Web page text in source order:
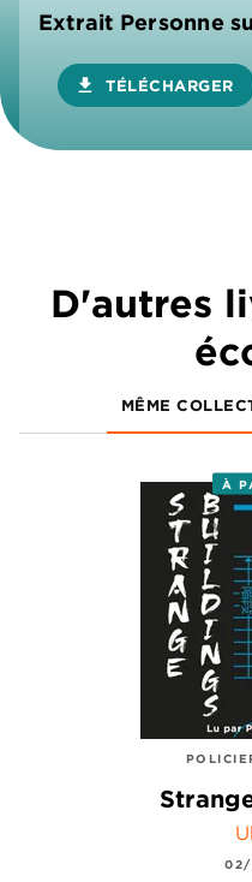
Extrait Personne
download TÉLÉCHARGER
D'autres
MÊME
À
02/